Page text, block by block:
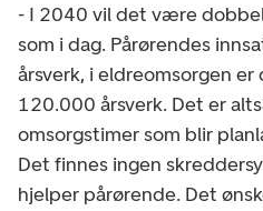
- I 2040 vil det være
som i dag. Pårørendes
årsverk, i eldreomsorgen
120.000 årsverk. Det er
omsorgstimer som blir
Det finnes ingen
hjelper pårørende. Det